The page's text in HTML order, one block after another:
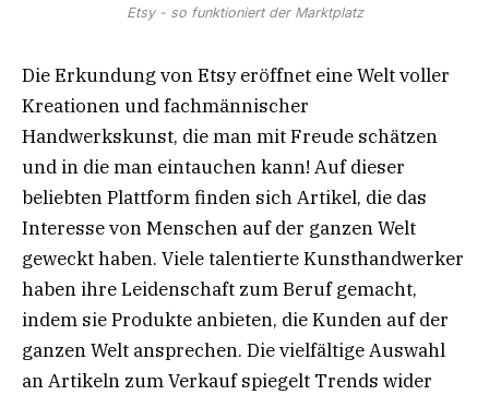
Etsy - so funktioniert der Marktplatz
Die Erkundung von Etsy eröffnet eine Welt voller
Kreationen und fachmännischer
Handwerkskunst, die man mit Freude schätzen
und in die man eintauchen kann! Auf dieser
beliebten Plattform finden sich Artikel, die das
Interesse von Menschen auf der ganzen Welt
geweckt haben. Viele talentierte Kunsthandwerker
haben ihre Leidenschaft zum Beruf gemacht,
indem sie Produkte anbieten, die Kunden auf der
ganzen Welt ansprechen. Die vielfältige Auswahl
an Artikeln zum Verkauf spiegelt Trends wider